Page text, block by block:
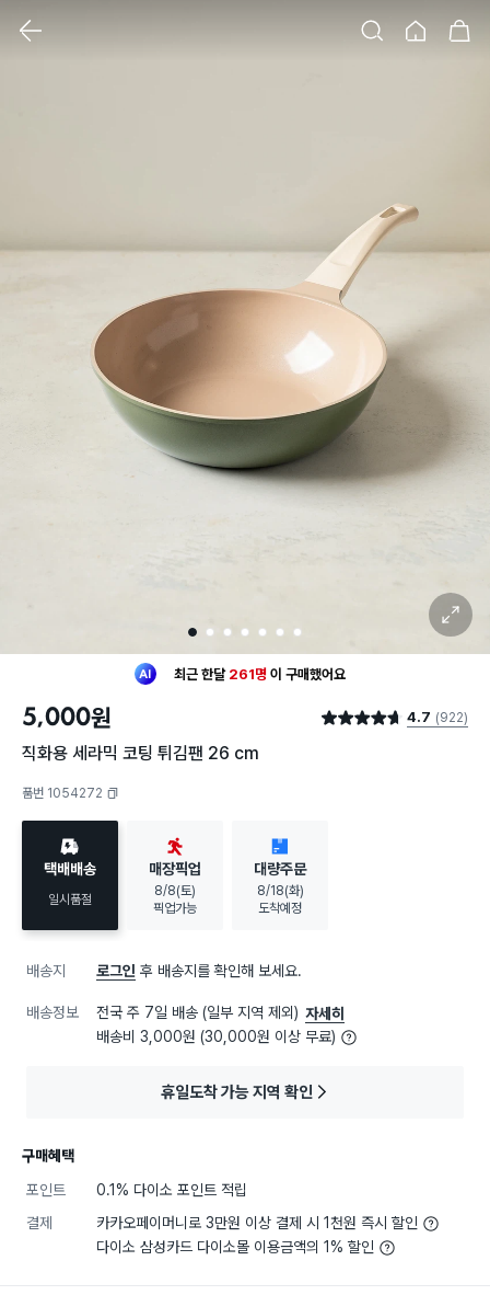
1 2 3 4 5 6 7
확대 보기
최근 한달 261명 이 구매했어요
구매했어요
5,000원 별점 4.7점 4.7 (922)
직화용 세라믹 코팅 튀김팬 26 cm
품번 1054272
택배배송
일시품절
매장픽업
8/8(토)
픽업가능
대량주문
8/18(화)
도착예정
배송지 로그인 후 배송지를 확인해 보세요.
배송정보 전국 주 7일 배송 (일부 지역 제외) 자세히
배송비 3,000원 (30,000원 이상 무료)
휴일도착 가능 지역 확인
구매혜택
포인트
0.1% 다이소 포인트 적립
결제
카카오페이머니로 3만원 이상 결제 시 1천원 즉시 할인
다이소 삼성카드 다이소몰 이용금액의 1% 할인